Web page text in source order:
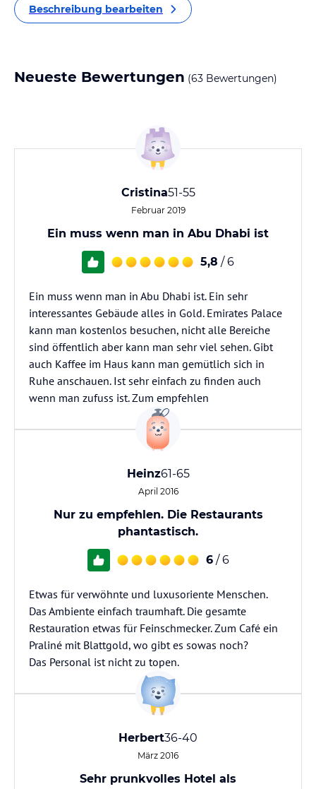
Beschreibung bearbeiten
Neueste Bewertungen (63 Bewertungen)
Cristina51-55
Februar 2019
Ein muss wenn man in Abu Dhabi ist
5,8 / 6
Ein muss wenn man in Abu Dhabi ist. Ein sehr
interessantes Gebäude alles in Gold. Emirates Palace
kann man kostenlos besuchen, nicht alle Bereiche
sind öffentlich aber kann man sehr viel sehen. Gibt
auch Kaffee im Haus kann man gemütlich sich in
Ruhe anschauen. Ist sehr einfach zu finden auch
wenn man zufuss ist. Zum empfehlen
Heinz61-65
April 2016
Nur zu empfehlen. Die Restaurants
phantastisch.
6 / 6
Etwas für verwöhnte und luxusoriente Menschen.
Das Ambiente einfach traumhaft. Die gesamte
Restauration etwas für Feinschmecker. Zum Café ein
Praliné mit Blattgold, wo gibt es sowas noch?
Das Personal ist nicht zu topen.
Herbert36-40
März 2016
Sehr prunkvolles Hotel als